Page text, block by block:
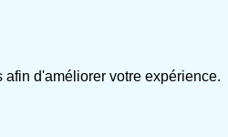
d'améliorer votre expérience.